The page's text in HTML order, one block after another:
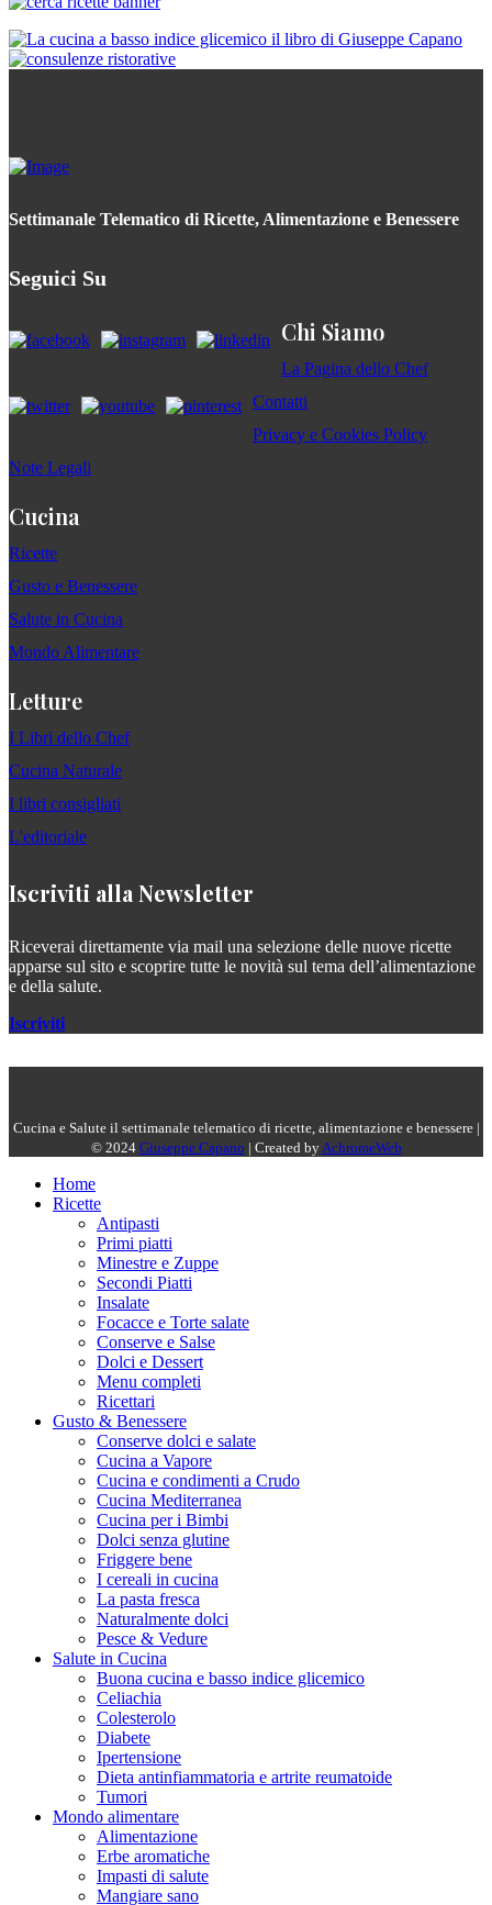
Settimanale Telematico di Ricette, Alimentazione e Benessere
Seguici Su
Chi Siamo
La Pagina dello Chef
Contatti
Privacy e Cookies Policy
Note Legali
Cucina
Ricette
Gusto e Benessere
Salute in Cucina
Mondo Alimentare
Letture
I Libri dello Chef
Cucina Naturale
I libri consigliati
L'editoriale
Iscriviti alla Newsletter
Riceverai direttamente via mail una selezione delle nuove ricette
apparse sul sito e scoprire tutte le novità sul tema dell’alimentazione
e della salute.
Iscriviti
Cucina e Salute il settimanale telematico di ricette, alimentazione e benessere |
© 2024 Giuseppe Capano | Created by AchromeWeb
Home
Ricette
Antipasti
Primi piatti
Minestre e Zuppe
Secondi Piatti
Insalate
Focacce e Torte salate
Conserve e Salse
Dolci e Dessert
Menu completi
Ricettari
Gusto & Benessere
Conserve dolci e salate
Cucina a Vapore
Cucina e condimenti a Crudo
Cucina Mediterranea
Cucina per i Bimbi
Dolci senza glutine
Friggere bene
I cereali in cucina
La pasta fresca
Naturalmente dolci
Pesce & Vedure
Salute in Cucina
Buona cucina e basso indice glicemico
Celiachia
Colesterolo
Diabete
Ipertensione
Dieta antinfiammatoria e artrite reumatoide
Tumori
Mondo alimentare
Alimentazione
Erbe aromatiche
Impasti di salute
Mangiare sano